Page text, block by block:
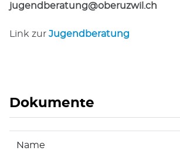
jugendberatung@oberuzwil.ch
Link zur Jugendberatung
Dokumente
Name